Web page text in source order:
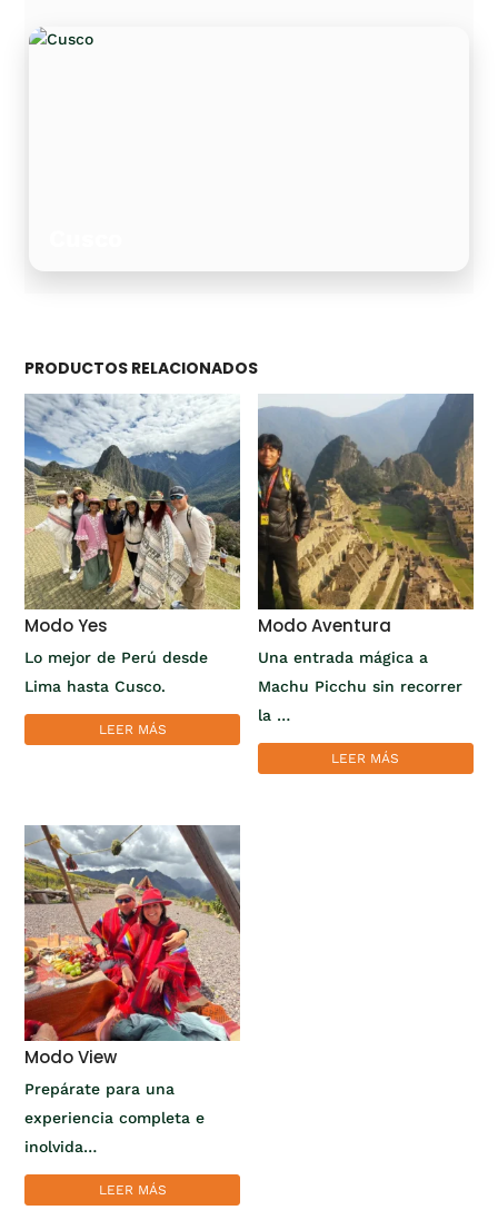
PRODUCTOS RELACIONADOS
Modo Yes
Lo mejor de Perú desde
Lima hasta Cusco.
LEER MÁS
Modo Aventura
Una entrada mágica a
Machu Picchu sin recorrer
la …
LEER MÁS
Modo View
Prepárate para una
experiencia completa e
inolvida…
LEER MÁS